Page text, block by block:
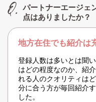
パートナーエージェ
点はありましたか？
地方在住でも紹介は
登録人数は多いとは聞
はどの程度なのか、紹
れる人のクオリティは
分に合う方が毎回紹介
した。